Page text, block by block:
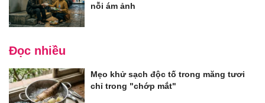
nỗi ám ảnh
Đọc nhiều
Mẹo khử sạch độc tố trong măng tươi
chỉ trong "chớp mắt"